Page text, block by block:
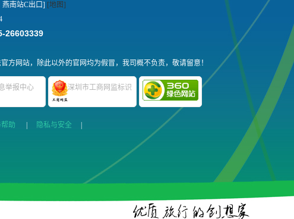
南站C出口] [地图]
26603339
网站，除此以外的官网均为假冒，我司概不负责，敬请留意！
举报中心 深圳市工商网监标识
助 隐私与安全